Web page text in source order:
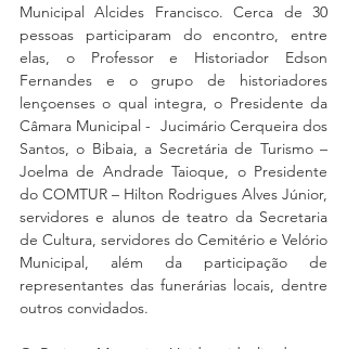
Municipal Alcides Francisco. Cerca de 30
pessoas participaram do encontro, entre
elas, o Professor e Historiador Edson
Fernandes e o grupo de historiadores
lençoenses o qual integra, o Presidente da
Câmara Municipal -  Jucimário Cerqueira dos
Santos, o Bibaia, a Secretária de Turismo –
Joelma de Andrade Taioque, o Presidente
do COMTUR – Hilton Rodrigues Alves Júnior,
servidores e alunos de teatro da Secretaria
de Cultura, servidores do Cemitério e Velório
Municipal, além da participação de
representantes das funerárias locais, dentre
outros convidados.